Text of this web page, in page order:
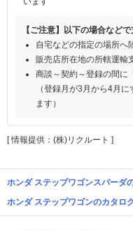
【ご注意】以下の場合など
自宅などの指定の場所へ
販売店所在地の所轄運輸
商談～契約～登録の間に
（登録月が3月から4月
ます）
[ 情報提供：(株)リクルート ]
ホンダ ステップワゴンスパーダ
ホンダ ステップワゴンのカタロ